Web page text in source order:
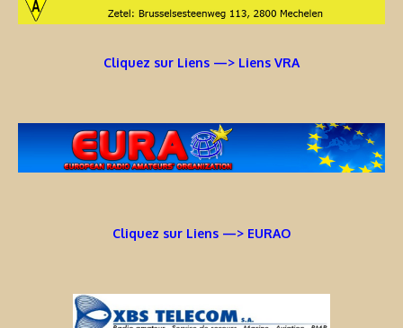
Cliquez sur Liens —> Liens VRA
Cliquez sur Liens —> EURAO